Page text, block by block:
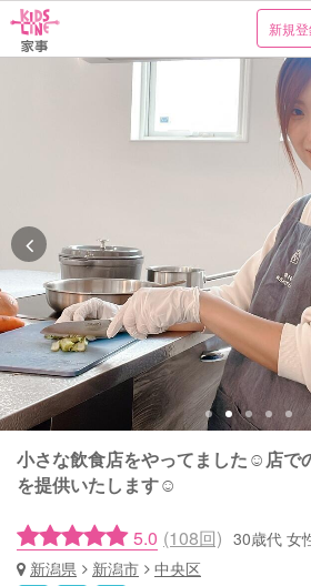
新規
小さな飲食店をやってました☺︎店で
を提供いたします☺︎
5.0 (108回) 30歳代 女
新潟県
新潟市 中央区